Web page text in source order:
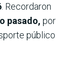
. Recordaron
pasado, por
público